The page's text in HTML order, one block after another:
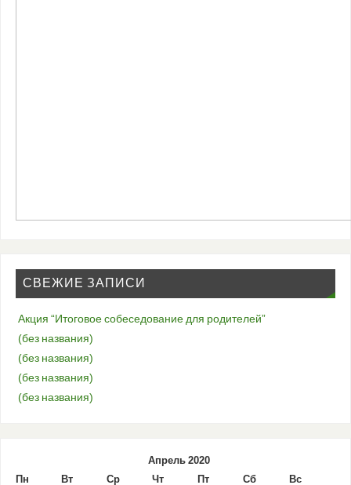
СВЕЖИЕ ЗАПИСИ
Акция “Итоговое собеседование для родителей”
(без названия)
(без названия)
(без названия)
(без названия)
Апрель 2020
Пн
Вт Ср Чт Пт Сб Вс